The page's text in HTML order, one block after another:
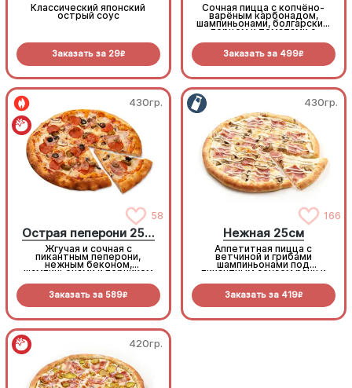
Классический японский
острый соус
Заказать за 29R
Сочная пицца с копчёно-
варёным карбонадом,
шампиньонами, болгарским
перцем и томатами с
Заказать за 499R
430гр.
58
Острая пеперони 25cм
Жгучая и сочная с
пикантным пеперони,
нежным беконом,
шампиньонами и перчиком
Заказать за 589R
430гр.
166
Нежная 25см
Аппетитная пицца с
ветчиной и грибами
шампиньонами под
пикантным соусом ранч и
Заказать за 419R
420гр.